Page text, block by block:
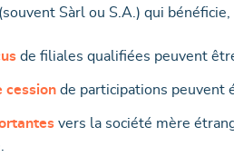
Sàrl ou S.A.) qui
de filiales qualifiées peuvent
cession de participations peuvent
vers la société mère